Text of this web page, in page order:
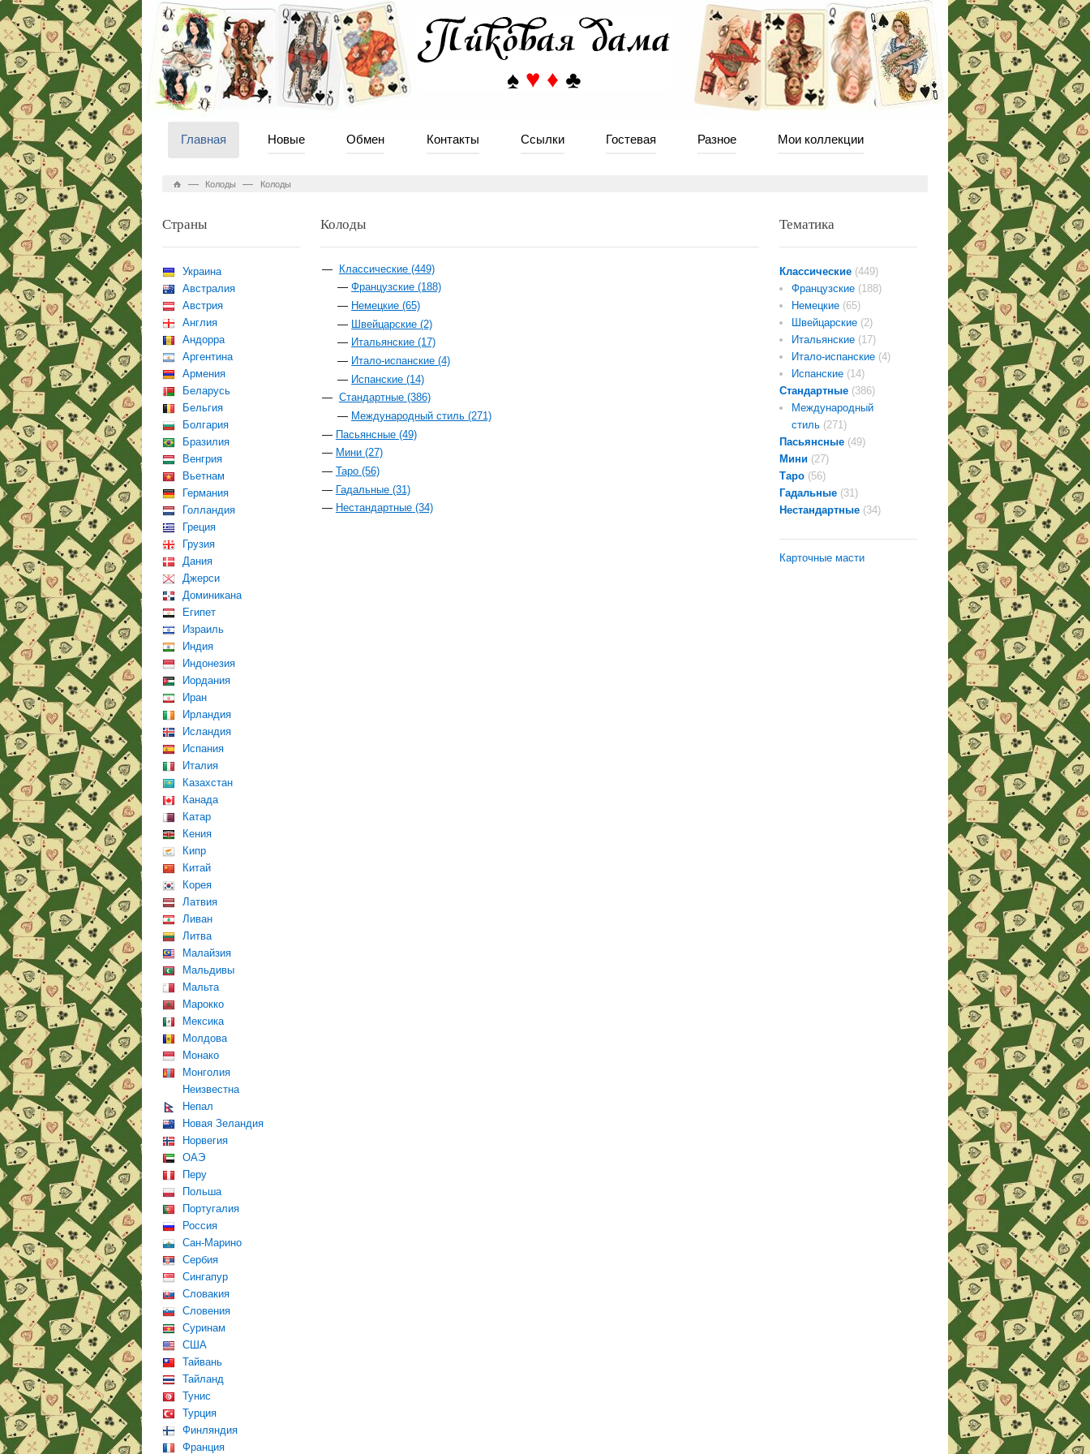
Главная Новые Обмен Контакты Ссылки Гостевая Разное Мои коллекции
— Колоды — Колоды
Страны
Украина
Австралия
Австрия
Англия
Андорра
Аргентина
Армения
Беларусь
Бельгия
Болгария
Бразилия
Венгрия
Вьетнам
Германия
Голландия
Греция
Грузия
Дания
Джерси
Доминикана
Египет
Израиль
Индия
Индонезия
Иордания
Иран
Ирландия
Исландия
Испания
Италия
Казахстан
Канада
Катар
Кения
Кипр
Китай
Корея
Латвия
Ливан
Литва
Малайзия
Мальдивы
Мальта
Марокко
Мексика
Молдова
Монако
Монголия
Неизвестна
Непал
Новая Зеландия
Норвегия
ОАЭ
Перу
Польша
Португалия
Россия
Сан-Марино
Сербия
Сингапур
Словакия
Словения
Суринам
США
Тайвань
Тайланд
Тунис
Турция
Финляндия
Франция
Тематика
Классические (449)
Французские (188)
Немецкие (65)
Швейцарские (2)
Итальянские (17)
Итало-испанские (4)
Испанские (14)
Стандартные (386)
Международный
стиль (271)
Пасьянсные (49)
Мини (27)
Таро (56)
Гадальные (31)
Нестандартные (34)
Карточные масти
Колоды
Классические (449)
Французские (188)
Немецкие (65)
Швейцарские (2)
Итальянские (17)
Итало-испанские (4)
Испанские (14)
Стандартные (386)
Международный стиль (271)
Пасьянсные (49)
Мини (27)
Таро (56)
Гадальные (31)
Нестандартные (34)